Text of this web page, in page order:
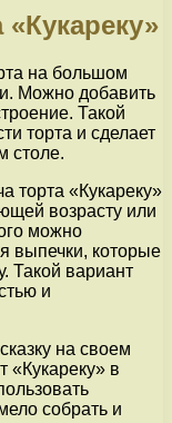
на большом
Можно добавить
Такой
торта и сделает
столе.
торта «Кукареку»
возрасту или
можно
выпечки, которые
Такой вариант
и
на своем
«Кукареку» в
собрать и